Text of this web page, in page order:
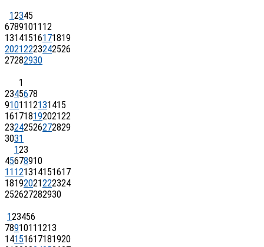
12345
67891011 12
13141516171819
20212223242526
27282930
1
2345678
91011 12131415
16171819202122
23242526272829
3031
123
45678910
11 121314151617
18192021222324
252627282930
123456
7891011 1213
14151617181920